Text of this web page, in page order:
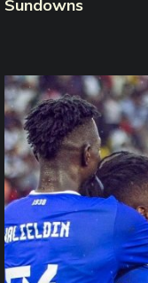
Sundowns